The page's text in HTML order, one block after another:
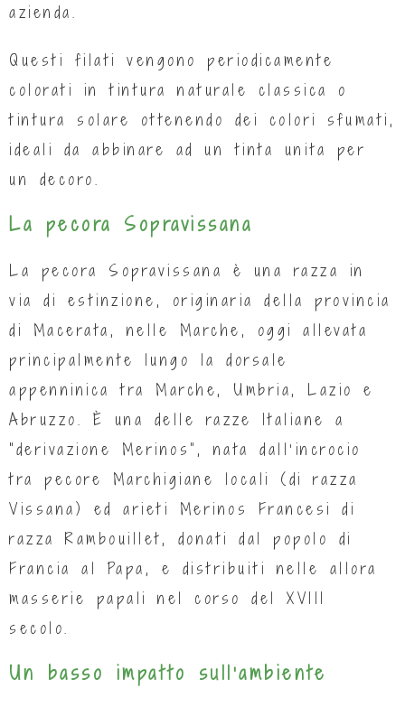
azienda.
Questi filati vengono periodicamente
colorati in tintura naturale classica o
tintura solare ottenendo dei colori sfumati,
ideali da abbinare ad un tinta unita per
un decoro.
La pecora Sopravissana
La pecora Sopravissana è una razza in
via di estinzione, originaria della provincia
di Macerata, nelle Marche, oggi allevata
principalmente lungo la dorsale
appenninica tra Marche, Umbria, Lazio e
Abruzzo. È una delle razze Italiane a
“derivazione Merinos”, nata dall’incrocio
tra pecore Marchigiane locali (di razza
Vissana) ed arieti Merinos Francesi di
razza Rambouillet, donati dal popolo di
Francia al Papa, e distribuiti nelle allora
masserie papali nel corso del XVIII
secolo.
Un basso impatto sull’ambiente